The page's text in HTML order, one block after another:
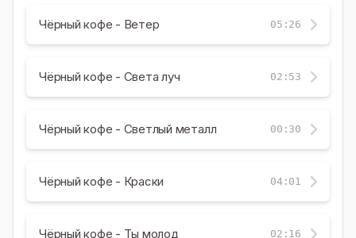
Чёрный кофе - Ветер 05:26
Чёрный кофе - Света луч 02:53
Чёрный кофе - Светлый металл 00:30
Чёрный кофе - Краски 04:01
Чёрный кофе - Ты молод 02:16